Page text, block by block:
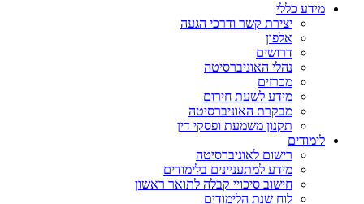
מידע כללי
יצירת קשר ודרכי הגעה
אלפון
דרושים
נהלי האוניברסיטה
מכרזים
מידע לשעת חירום
מבקרת האוניברסיטה
תקנון משמעת ופסקי דין
לימודים
רישום לאוניברסיטה
מידע למתעניינים בלימודים
חישוב סיכויי קבלה לתואר ראשון
לוח שנת הלימודים